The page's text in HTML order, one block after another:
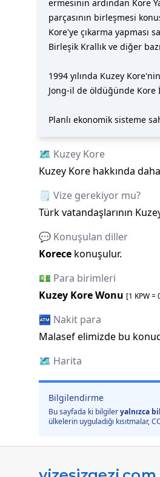
ermesinin ardından Kore
parçasının birleşmesi
Kore'ye çıkarma yapması
Birleşik Krallık ve diğer
1994 yılında Kuzey
Jong-il de öldüğünde Kore
Planlı ekonomik sisteme
🗺️ Kuzey Kore
Kuzey Kore hakkında
🗒️ Vize gerekiyor mu?
Türk vatandaşlarının
💬 Konuşulan diller
Korece konuşulur.
💵 Para birimleri
Kuzey Kore Wonu [1 KPW=
🏧 Nakit para
Malasef elimizde bu
🗺️ Harita
Bilgilendirme
Bu sayfada ki bilgileryalnızca
ülkelerin uyguladığı kısıtmalar,